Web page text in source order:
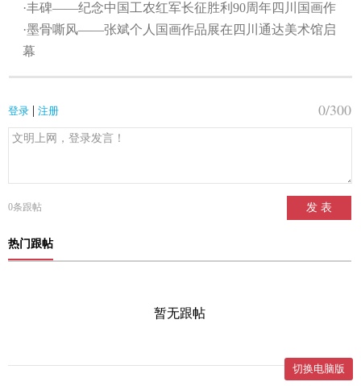
·丰碑——纪念中国工农红军长征胜利90周年四川国画作
·墨骨嘶风——张斌个人国画作品展在四川通达美术馆启
幕
登录 | 注册 0/300
0条跟帖 发 表
热门跟帖
暂无跟帖
切换电脑版